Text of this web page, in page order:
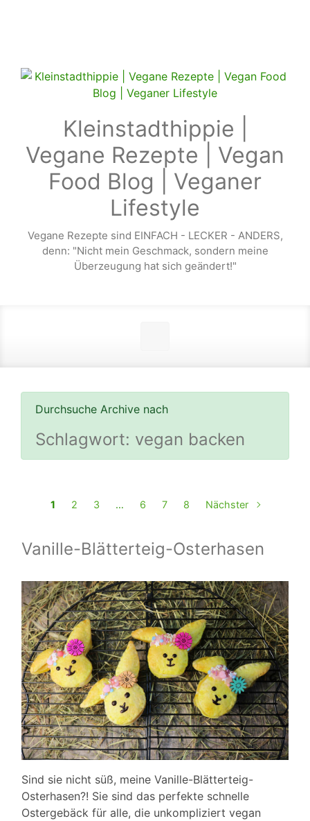
Kleinstadthippie |
Vegane Rezepte | Vegan
Food Blog | Veganer
Lifestyle
Vegane Rezepte sind EINFACH - LECKER - ANDERS,
denn: "Nicht mein Geschmack, sondern meine
Überzeugung hat sich geändert!"
Durchsuche Archive nach
Schlagwort: vegan backen
1 2 3 … 6 7 8 Nächster
Vanille-Blätterteig-Osterhasen
Sind sie nicht süß, meine Vanille-Blätterteig-
Osterhasen?! Sie sind das perfekte schnelle
Ostergebäck für alle, die unkompliziert vegan